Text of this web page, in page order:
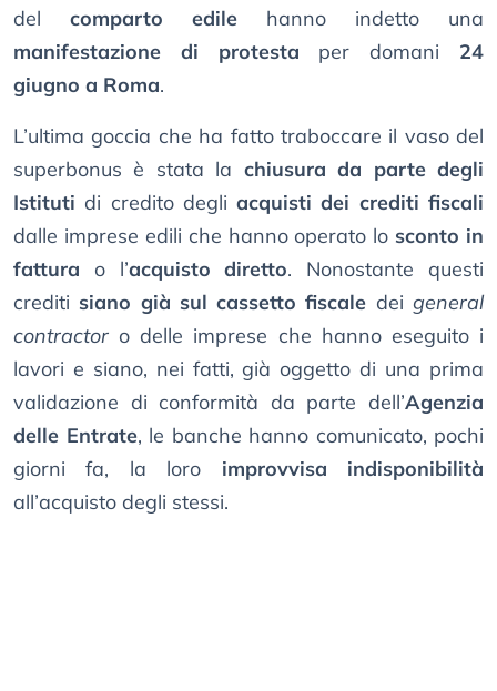
del comparto edile hanno indetto una
manifestazione di protesta per domani 24
giugno a Roma.
L’ultima goccia che ha fatto traboccare il vaso del
superbonus è stata la chiusura da parte degli
Istituti di credito degliacquisti dei crediti fiscali
dalle imprese edili che hanno operato lo sconto in
fattura o l’acquisto diretto. Nonostante questi
crediti siano già sul cassetto fiscale deigeneral
contractor o delle imprese che hanno eseguito i
lavori e siano, nei fatti, già oggetto di una prima
validazione di conformità da parte dell’Agenzia
delle Entrate, le banche hanno comunicato, pochi
giorni fa, la loro improvvisa indisponibilità
all’acquisto degli stessi.